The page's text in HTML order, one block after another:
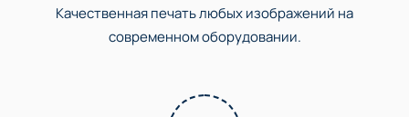
Качественная печать любых изображений на
современном оборудовании.